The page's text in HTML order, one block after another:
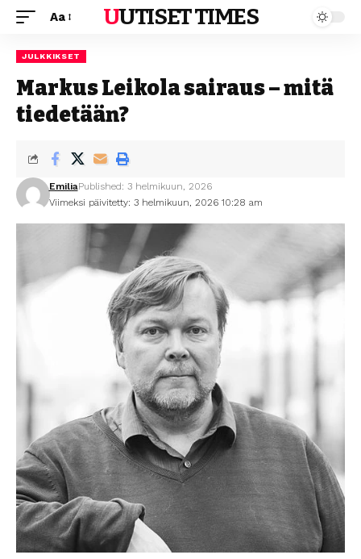
Aa UUTISET TIMES
JULKKIKSET
Markus Leikola sairaus – mitä
tiedetään?
Viimeksi päivitetty: 3 helmikuun, 2026 10:28 am
EmiliaPublished: 3 helmikuun, 2026